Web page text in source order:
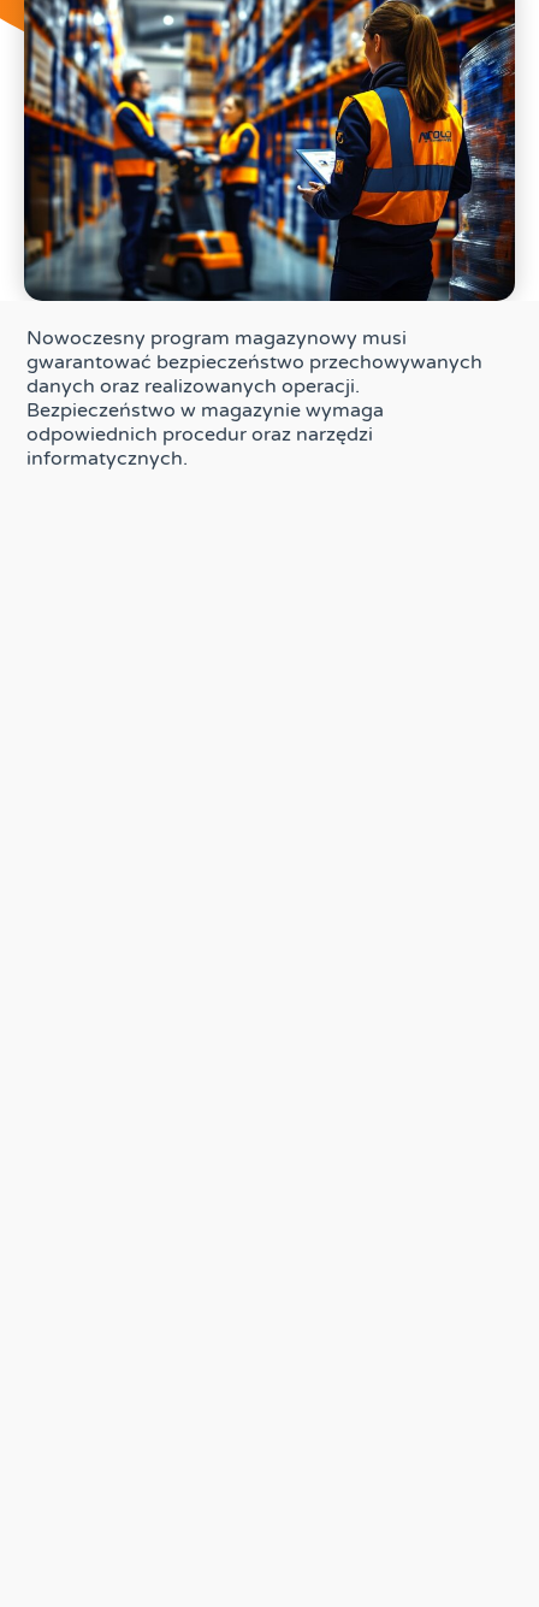
Nowoczesny program magazynowy musi
gwarantować bezpieczeństwo przechowywanych
danych oraz realizowanych operacji.
Bezpieczeństwo w magazynie wymaga
odpowiednich procedur oraz narzędzi
informatycznych.